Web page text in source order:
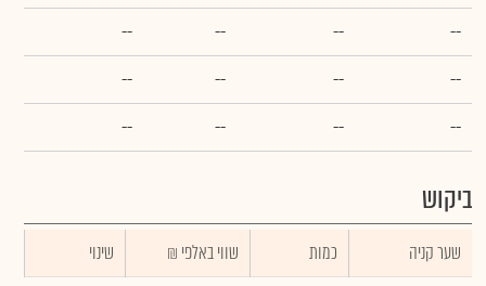
--
--
--
--
--
--
--
--
--
--
--
--
ביקוש
שער קניה כמות ₪ שווי באלפי
שינוי